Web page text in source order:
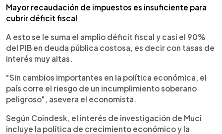
Mayor recaudación de impuestos es insuficiente para
cubrir déficit fiscal
A esto se le suma el amplio déficit fiscal y casi el 90%
del PIB en deuda pública costosa, es decir con tasas de
interés muy altas.
"Sin cambios importantes en la política económica, el
país corre el riesgo de un incumplimiento soberano
peligroso", asevera el economista.
Según Coindesk, el interés de investigación de Muci
incluye la política de crecimiento económico y la